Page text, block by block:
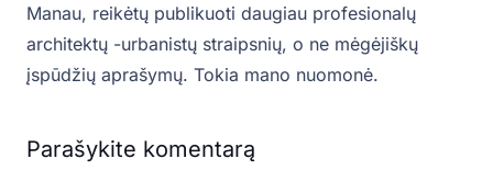
Manau, reikėtų publikuoti daugiau profesionalų
architektų -urbanistų straipsnių, o ne mėgėjiškų
įspūdžių aprašymų. Tokia mano nuomonė.
Parašykite komentarą